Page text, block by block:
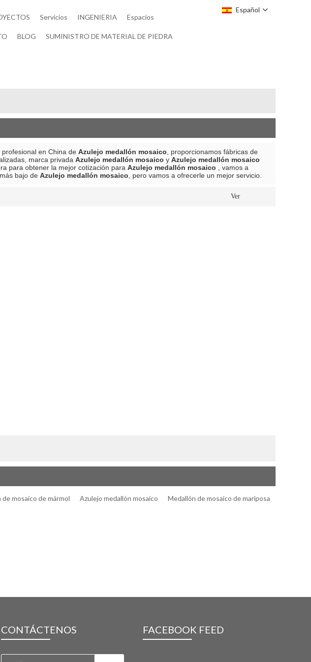
Español
Servicios INGENIERIA Espacios
BLOG SUMINISTRO DE MATERIAL DE PIEDRA
en China de Azulejo medallón mosaico , proporcionamos fábricas de
marca privada Azulejo medallón mosaico y Azulejo medallón mosaico
para obtener la mejor cotización para Azulejo medallón mosaico , vamos a
bajo de Azulejo medallón mosaico , pero vamos a ofrecerle un mejor servicio.
Ver
de mosaico de mármol Azulejo medallón mosaico Medallón de mosaico de mariposa
CONTÁCTENOS FACEBOOK FEED